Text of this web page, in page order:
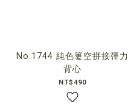
No.1744 純色簍空拼接彈力
背心
NT$490